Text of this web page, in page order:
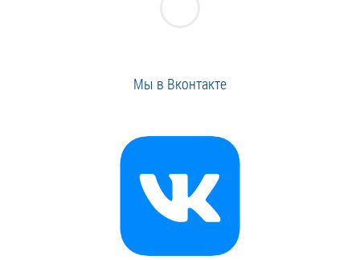
Мы в Вконтакте